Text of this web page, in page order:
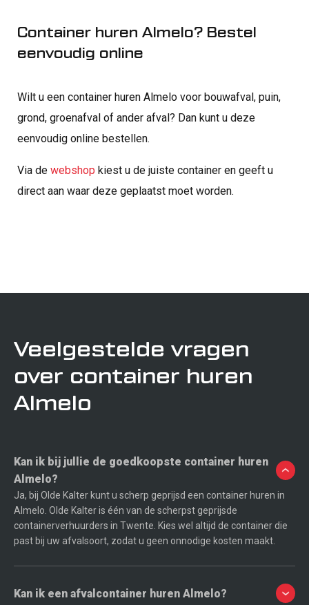
Container huren Almelo? Bestel
eenvoudig online
Wilt u een container huren Almelo voor bouwafval, puin,
grond, groenafval of ander afval? Dan kunt u deze
eenvoudig online bestellen.
Via de webshop kiest u de juiste container en geeft u
direct aan waar deze geplaatst moet worden.
Veelgestelde vragen
over container huren
Almelo
Kan ik bij jullie de goedkoopste container huren
Almelo?
Ja, bij Olde Kalter kunt u scherp geprijsd een container huren in
Almelo. Olde Kalter is één van de scherpst geprijsde
containerverhuurders in Twente. Kies wel altijd de container die
past bij uw afvalsoort, zodat u geen onnodige kosten maakt.
Kan ik een afvalcontainer huren Almelo?